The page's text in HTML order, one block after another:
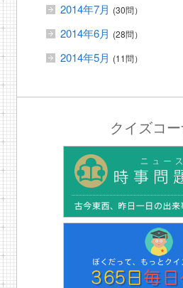
2014年7月 (30問）
2014年6月 (28問）
2014年5月 (11問）
クイズコ